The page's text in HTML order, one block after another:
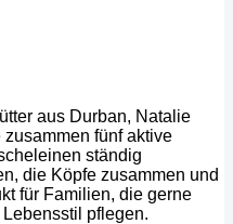
aus Durban, Natalie
fünf aktive
ständig
die Köpfe zusammen und
für Familien, die gerne
pflegen.